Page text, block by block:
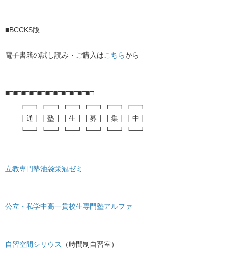
■BCCKS版
電子書籍の試し読み・ご購入はこちらから
■□■□■□■□■□■□■□■□■□■□■□
┏━┓┏━┓┏━┓┏━┓┏━┓┏━┓
┃通┃┃塾┃┃生┃┃募┃┃集┃┃中┃
┗━┛┗━┛┗━┛┗━┛┗━┛┗━┛
立教専門塾池袋栄冠ゼミ
公立・私学中高一貫校生専門塾アルファ
自習空間シリウス （時間制自習室）